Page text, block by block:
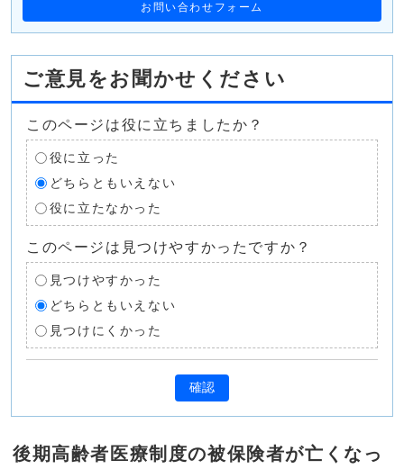
お問い合わせフォーム
ご意見をお聞かせください
このページは役に立ちましたか？
役に立った
どちらともいえない
役に立たなかった
このページは見つけやすかったですか？
見つけやすかった
どちらともいえない
見つけにくかった
確認
後期高齢者医療制度の被保険者が亡くなっ